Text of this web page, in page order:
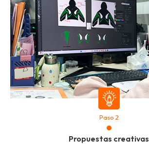
Paso 2
Propuestas creativas